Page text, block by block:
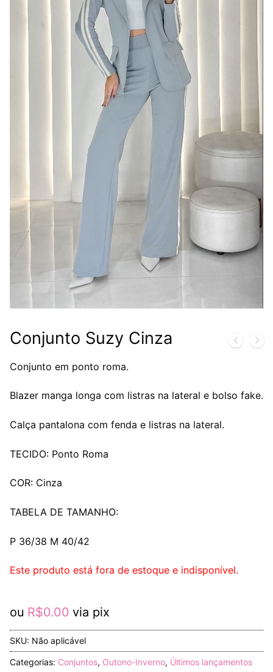
Conjunto Suzy Cinza
Conjunto em ponto roma.
Blazer manga longa com listras na lateral e bolso fake.
Calça pantalona com fenda e listras na lateral.
TECIDO: Ponto Roma
COR: Cinza
TABELA DE TAMANHO:
P 36/38 M 40/42
Este produto está fora de estoque e indisponível.
ou R$0.00 via pix
SKU: Não aplicável
Categorias: Conjuntos, Outono-Inverno, Últimos lançamentos